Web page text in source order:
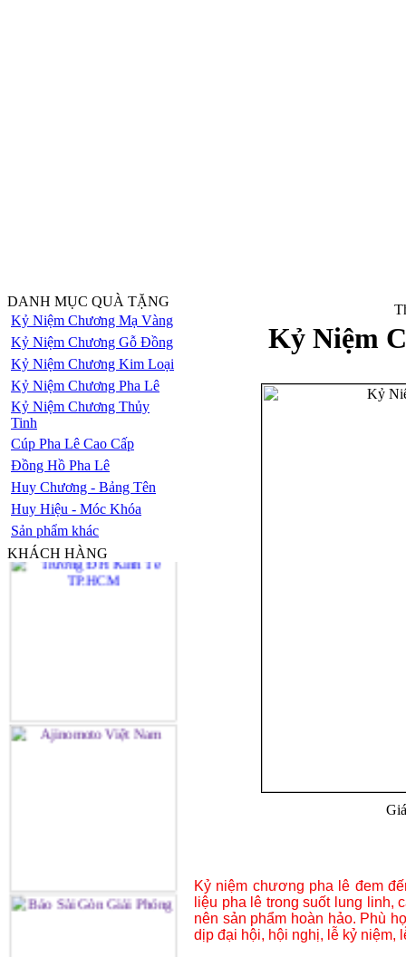
DANH MỤC QUÀ TẶNG
Kỷ Niệm Chương Mạ Vàng
Kỷ Niệm Chương Gỗ Đồng
Kỷ Niệm Chương Kim Loại
Kỷ Niệm Chương Pha Lê
Kỷ Niệm Chương Thủy
Tinh
Cúp Pha Lê Cao Cấp
Đồng Hồ Pha Lê
Huy Chương - Bảng Tên
Huy Hiệu - Móc Khóa
Sản phẩm khác
KHÁCH HÀNG
Kỷ Niệm
Kỷ niệm chương pha lê đem
liệu pha lê trong suốt lung linh,
nên sản phẩm hoàn hảo. Phù
dịp đại hội, hội nghị, lễ kỷ niệm,